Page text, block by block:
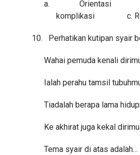
a.
komplikasi c.
10. Perhatikan kutipan syair
Wahai pemuda kenali
Ialah perahu tamsil
Tiadalah berapa lama
Ke akhirat juga kekal dirimu
Tema syair di atas adalah...